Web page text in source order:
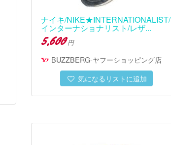
ナイキ/NIKE★INTERNATIONALIST/
インターナショナリスト/レザ...
5,600 円
BUZZBERG-ヤフーショッピング店
気になるリストに追加